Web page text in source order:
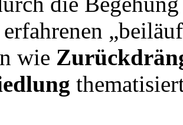
erfahrenen
wie